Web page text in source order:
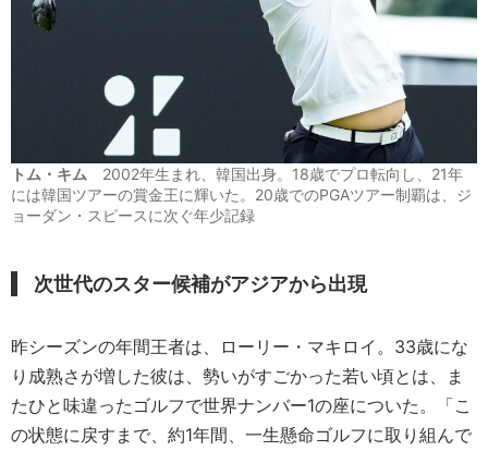
トム・キム 2002年生まれ、韓国出身。18歳でプロ転向し、21年
には韓国ツアーの賞金王に輝いた。20歳でのPGAツアー制覇は、ジ
ョーダン・スピースに次ぐ年少記録
次世代のスター候補がアジアから出現
昨シーズンの年間王者は、ローリー・マキロイ。33歳にな
り成熟さが増した彼は、勢いがすごかった若い頃とは、ま
たひと味違ったゴルフで世界ナンバー1の座についた。「こ
の状態に戻すまで、約1年間、一生懸命ゴルフに取り組んで